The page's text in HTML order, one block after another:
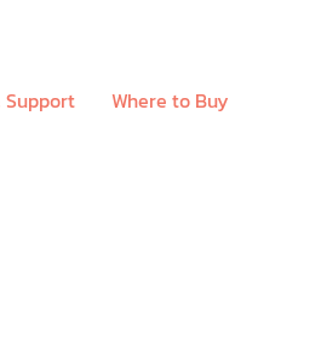
Support Where to Buy